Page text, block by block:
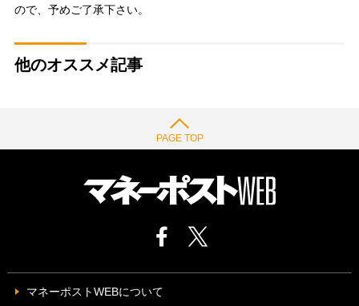
ので、予めご了承下さい。
他のオススメ記事
PAGE TOP
マネーポストWEBについて